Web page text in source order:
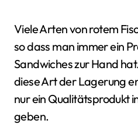
Viele Arten von rotem
so dass man immer ein
Sandwiches zur Hand
diese Art der Lagerung
nur ein Qualitätsprodukt
geben.